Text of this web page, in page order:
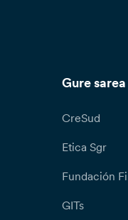
Gure sarea
CreSud
Etica Sgr
Fundación
GITs